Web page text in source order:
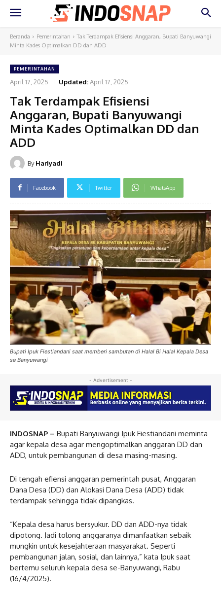
Beranda Pemerintahan
Tak Terdampak Efisiensi Anggaran, Bupati Banyuwangi
Minta Kades Optimalkan DD dan ADD
PEMERINTAHAN
April 17, 2025 Updated:April 17, 2025
Tak Terdampak Efisiensi
Anggaran, Bupati Banyuwangi
Minta Kades Optimalkan DD dan
ADD
By Hariyadi
Facebook Twitter WhatsApp
Bupati Ipuk Fiestiandani saat memberi sambutan di Halal Bi Halal Kepala Desa
se Banyuwangi
- Advertisement -
INDOSNAP – Bupati Banyuwangi Ipuk Fiestiandani meminta
agar kepala desa agar mengoptimalkan anggaran DD dan
ADD, untuk pembangunan di desa masing-masing.
Di tengah efiensi anggaran pemerintah pusat, Anggaran
Dana Desa (DD) dan Alokasi Dana Desa (ADD) tidak
terdampak sehingga tidak dipangkas.
“Kepala desa harus bersyukur. DD dan ADD-nya tidak
dipotong. Jadi tolong anggaranya dimanfaatkan sebaik
mungkin untuk kesejahteraan masyarakat. Seperti
pembangunan jalan, sosial, dan lainnya,” kata Ipuk saat
bertemu seluruh kepala desa se-Banyuwangi, Rabu
(16/4/2025).